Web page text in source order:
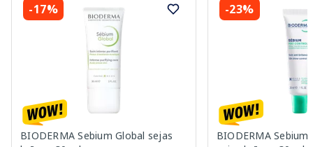
-17%
BIODERMA Sebium Global sejas
-23%
BIODERMA